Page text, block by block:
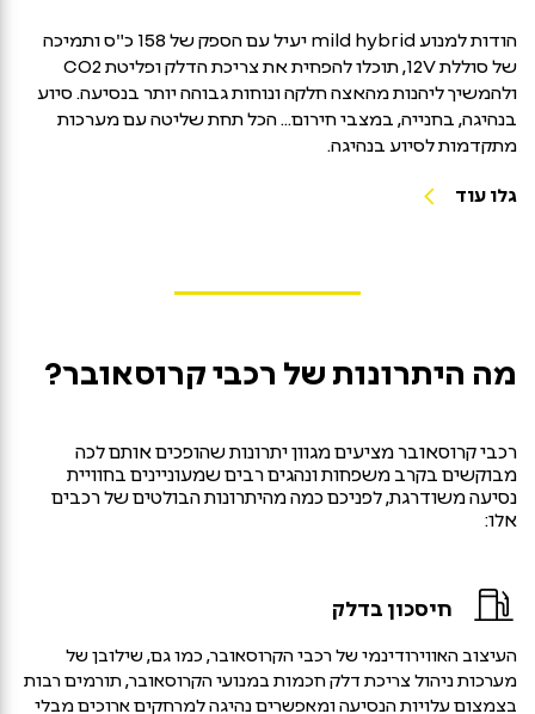
הודות למנוע mild hybrid יעיל עם הספק של 158 כ"ס ותמיכה
של סוללת 12V, תוכלו להפחית את צריכת הדלק ופליטת CO2
ולהמשיך ליהנות מהאצה חלקה ונוחות גבוהה יותר בנסיעה. סיוע
בנהיגה, בחנייה, במצבי חירום... הכל תחת שליטה עם מערכות
מתקדמות לסיוע בנהיגה.
גלו עוד
מה היתרונות של רכבי קרוסאובר?
רכבי קרוסאובר מציעים מגוון יתרונות שהופכים אותם לכה
מבוקשים בקרב משפחות ונהגים רבים שמעוניינים בחוויית
נסיעה משודרגת, לפניכם כמה מהיתרונות הבולטים של רכבים
אלו:
חיסכון בדלק
העיצוב האווירודינמי של רכבי הקרוסאובר, כמו גם, שילובן של
מערכות ניהול צריכת דלק חכמות במנועי הקרוסאובר, תורמים רבות
בצמצום עלויות הנסיעה ומאפשרים נהיגה למרחקים ארוכים מבלי